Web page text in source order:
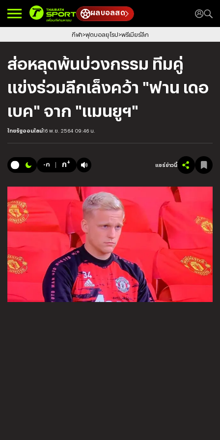
ผลบอลสด
กีฬา ฟุตบอลยุโรป พรีเมียร์ลีก
ส่อหลุดพ้นบ่วงกรรม ทีมคู่
แข่งร่วมลีกเล็งคว้า "ฟาน เดอ
เบค" จาก "แมนยูฯ"
ไทยรัฐออนไลน์16 พ.ย. 2564 09:46 น.
-ก ก+ แชร์ข่าวนี้